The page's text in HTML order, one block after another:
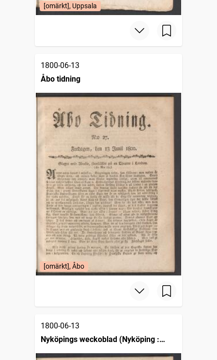
[omärkt], Uppsala
1800-06-13
Åbo tidning
[omärkt], Åbo
1800-06-13
Nyköpings weckoblad (Nyköping :
1786)